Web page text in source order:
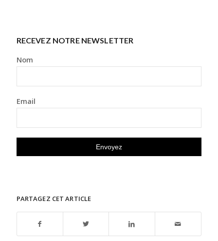
RECEVEZ NOTRE NEWSLETTER
Nom
Email
PARTAGEZ CET ARTICLE